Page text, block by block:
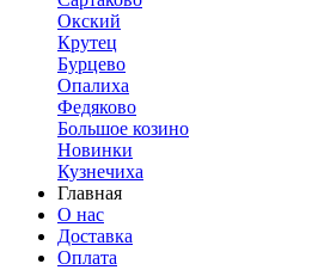
Окский
Крутец
Бурцево
Опалиха
Федяково
Большое козино
Новинки
Кузнечиха
Главная
О нас
Доставка
Оплата